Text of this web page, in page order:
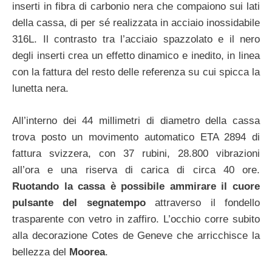
inserti in fibra di carbonio nera che compaiono sui lati
della cassa, di per sé realizzata in acciaio inossidabile
316L. Il contrasto tra l’acciaio spazzolato e il nero
degli inserti crea un effetto dinamico e inedito, in linea
con la fattura del resto delle referenza su cui spicca la
lunetta nera.
All’interno dei 44 millimetri di diametro della cassa
trova posto un movimento automatico ETA 2894 di
fattura svizzera, con 37 rubini, 28.800 vibrazioni
all’ora e una riserva di carica di circa 40 ore.
Ruotando la cassa è possibile ammirare il cuore
pulsante del segnatempoattraverso il fondello
trasparente con vetro in zaffiro. L’occhio corre subito
alla decorazione Cotes de Geneve che arricchisce la
bellezza del Moorea.